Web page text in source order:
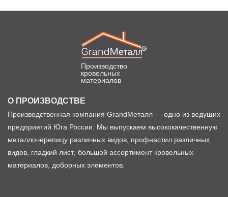
Производство
кровельных
материалов
О ПРОИЗВОДСТВЕ
Производственная компания GrandМеталл — одно из ведущих
предприятий Юга России. Мы выпускаем высококачественную
металлочерепицу различных видов, профнастил различных
видов, гладкий лист, большой ассортимент кровельных
материалов, доборных элементов.